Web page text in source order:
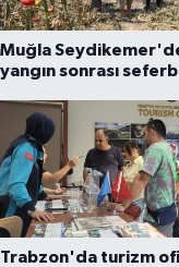
Muğla
yangın sonrası
Trabzon'da turizm